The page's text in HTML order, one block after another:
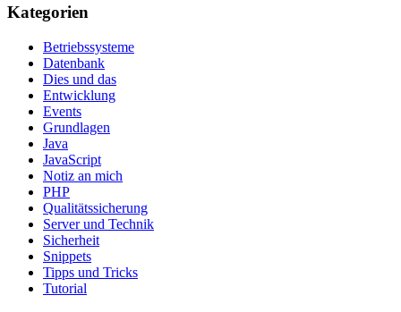
Kategorien
Betriebssysteme
Datenbank
Dies und das
Entwicklung
Events
Grundlagen
Java
JavaScript
Notiz an mich
PHP
Qualitätssicherung
Server und Technik
Sicherheit
Snippets
Tipps und Tricks
Tutorial